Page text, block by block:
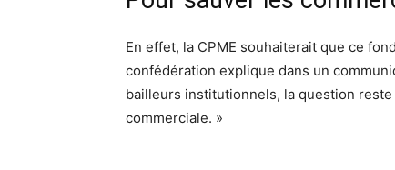
En effet, la CPME souhaiterait que ce
confédération explique dans un
bailleurs institutionnels, la question
commerciale. »